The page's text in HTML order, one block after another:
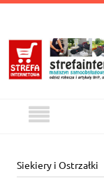
Siekiery i Ostrzałki